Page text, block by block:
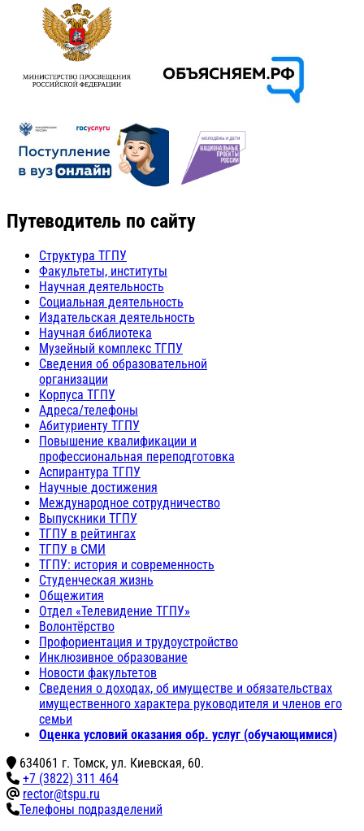
Путеводитель по сайту
Структура ТГПУ
Факультеты, институты
Научная деятельность
Социальная деятельность
Издательская деятельность
Научная библиотека
Музейный комплекс ТГПУ
Сведения об образовательной
организации
Корпуса ТГПУ
Адреса/телефоны
Абитуриенту ТГПУ
Повышение квалификации и
профессиональная переподготовка
Аспирантура ТГПУ
Научные достижения
Международное сотрудничество
Выпускники ТГПУ
ТГПУ в рейтингах
ТГПУ в СМИ
ТГПУ: история и современность
Студенческая жизнь
Общежития
Отдел «Телевидение ТГПУ»
Волонтёрство
Профориентация и трудоустройство
Инклюзивное образование
Новости факультетов
Сведения о доходах, об имуществе и обязательствах
имущественного характера руководителя и членов его
семьи
Оценка условий оказания обр. услуг (обучающимися)
634061 г. Томск, ул. Киевская, 60.
+7 (3822) 311 464
rector@tspu.ru
Телефоны подразделений